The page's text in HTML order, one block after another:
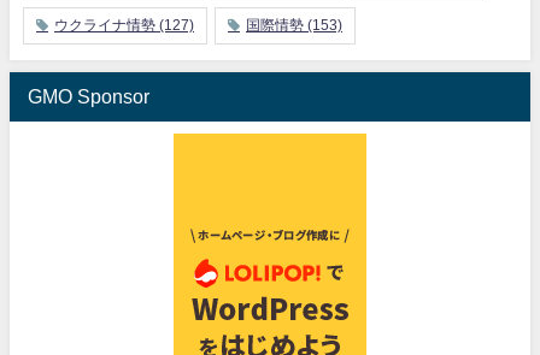
ウクライナ情勢 (127) 国際情勢 (153)
GMO Sponsor